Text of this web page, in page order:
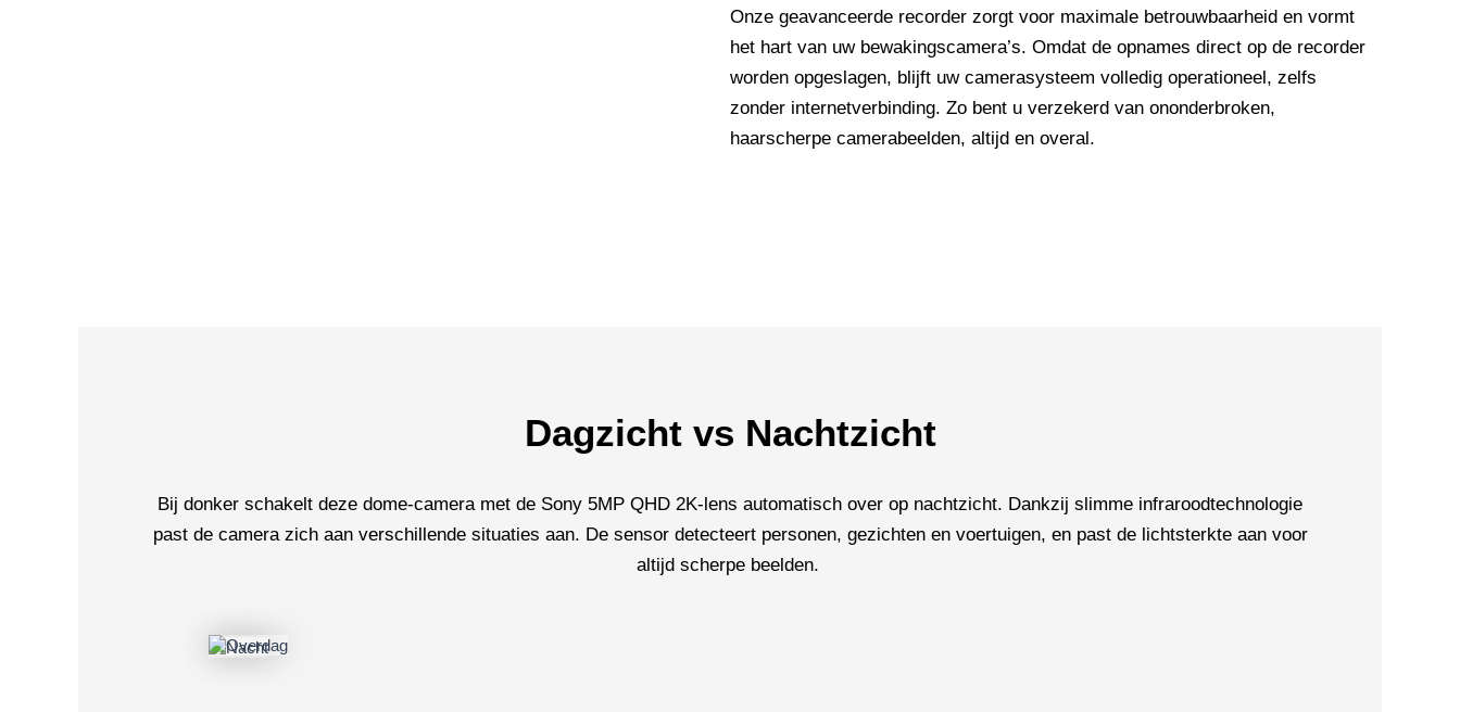
Onze geavanceerde recorder zorgt voor maximale betrouwbaarheid en vormt
het hart van uw bewakingscamera’s. Omdat de opnames direct op de recorder
worden opgeslagen, blijft uw camerasysteem volledig operationeel, zelfs
zonder internetverbinding. Zo bent u verzekerd van ononderbroken,
haarscherpe camerabeelden, altijd en overal.
Dagzicht vs Nachtzicht
Bij donker schakelt deze dome-camera met de Sony 5MP QHD 2K-lens automatisch over op nachtzicht. Dankzij slimme infraroodtechnologie
past de camera zich aan verschillende situaties aan. De sensor detecteert personen, gezichten en voertuigen, en past de lichtsterkte aan voor
altijd scherpe beelden.